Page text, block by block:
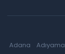
Adana